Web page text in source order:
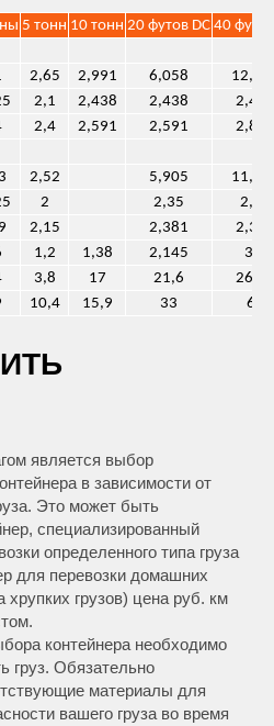
5 тонн 10 тонн 20 футов DC 40
2,65 2,991 6,058
2,1 2,438 2,438
2,438
2,4 2,591 2,591
2,895
2,52 5,905
2 2,35
2,35
2,15 2,381
2,393
1,2 1,38 2,145
3,9
3,8 17 21,6
26,33
10,4 15,9 33 66
является выбор
в зависимости от
Это может быть
специализированный
определенного типа груза
для перевозки домашних
хрупких грузов) цена руб. км
контейнера необходимо
груз. Обязательно
материалы для
вашего груза во время